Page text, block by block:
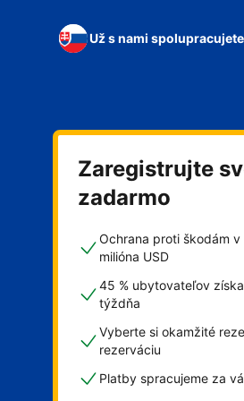
Už s nami
Zaregistrujte
zadarmo
Ochrana proti škodám
milióna USD
45 % ubytovateľov
týždňa
Vyberte si okamžité
rezerváciu
Platby spracujeme za